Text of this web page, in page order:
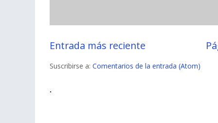
Entrada más reciente
Suscribirse a: Comentarios de la entrada (Atom)
.